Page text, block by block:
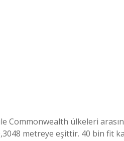
Commonwealth ülkeleri
metreye eşittir. 40 bin fit